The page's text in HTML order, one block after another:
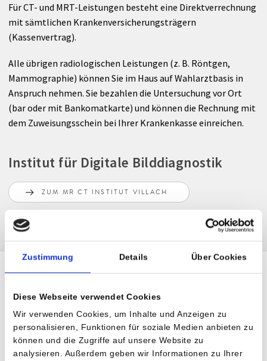
Zustimmung Details Über Cookies
Diese Webseite verwendet Cookies
Wir verwenden Cookies, um Inhalte und Anzeigen zu
personalisieren, Funktionen für soziale Medien anbieten zu
können und die Zugriffe auf unsere Website zu
analysieren. Außerdem geben wir Informationen zu Ihrer
Für CT- und MRT-Leistungen besteht eine Direktverrechnung
mit sämtlichen Krankenversicherungsträgern
(Kassenvertrag).
Alle übrigen radiologischen Leistungen (z. B. Röntgen,
Mammographie) können Sie im Haus auf Wahlarztbasis in
Anspruch nehmen. Sie bezahlen die Untersuchung vor Ort
(bar oder mit Bankomatkarte) und können die Rechnung mit
dem Zuweisungsschein bei Ihrer Krankenkasse einreichen.
Institut für Digitale Bilddiagnostik
ZUM MR CT INSTITUT VILLACH
Unser Team